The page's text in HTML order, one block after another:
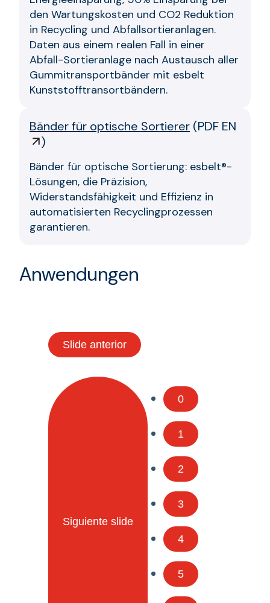
den Wartungskosten und CO2 Reduktion
in Recycling und Abfallsortieranlagen.
Daten aus einem realen Fall in einer
Abfall-Sortieranlage nach Austausch aller
Gummitransportbänder mit esbelt
Kunststofftransortbändern.
Bänder für optische Sortierer (PDF EN
)
Bänder für optische Sortierung: esbelt®-
Lösungen, die Präzision,
Widerstandsfähigkeit und Effizienz in
automatisierten Recyclingprozessen
garantieren.
Anwendungen
Slide anterior
Siguiente slide
0
1
2
3
4
5